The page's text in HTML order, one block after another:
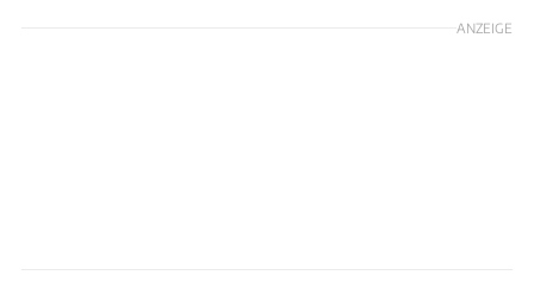
ANZEIGE